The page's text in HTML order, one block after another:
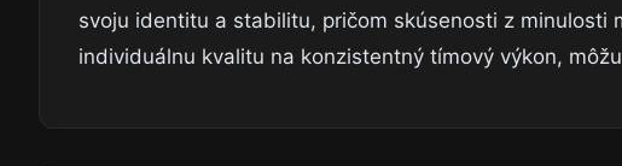
svoju identitu a stabilitu, pričom skúsenosti z
individuálnu kvalitu na konzistentný tímový výkon,